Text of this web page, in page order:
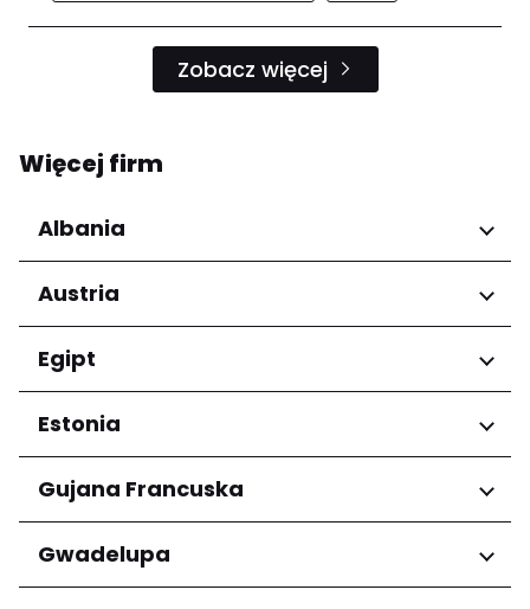
Zobacz więcej
Więcej firm
Albania
Regiony
Qarku i Tiranës
Austria
Regiony
Niederösterreich
Salzburg
Wien
Egipt
Regiony
Kair
Estonia
Regiony
Harju maakond
Tartu maakond
Gujana Francuska
Regiony
Arrondissement de Cayenne
Gwadelupa